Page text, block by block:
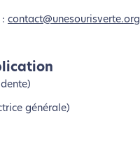
contact@unesourisverte.org
générale)